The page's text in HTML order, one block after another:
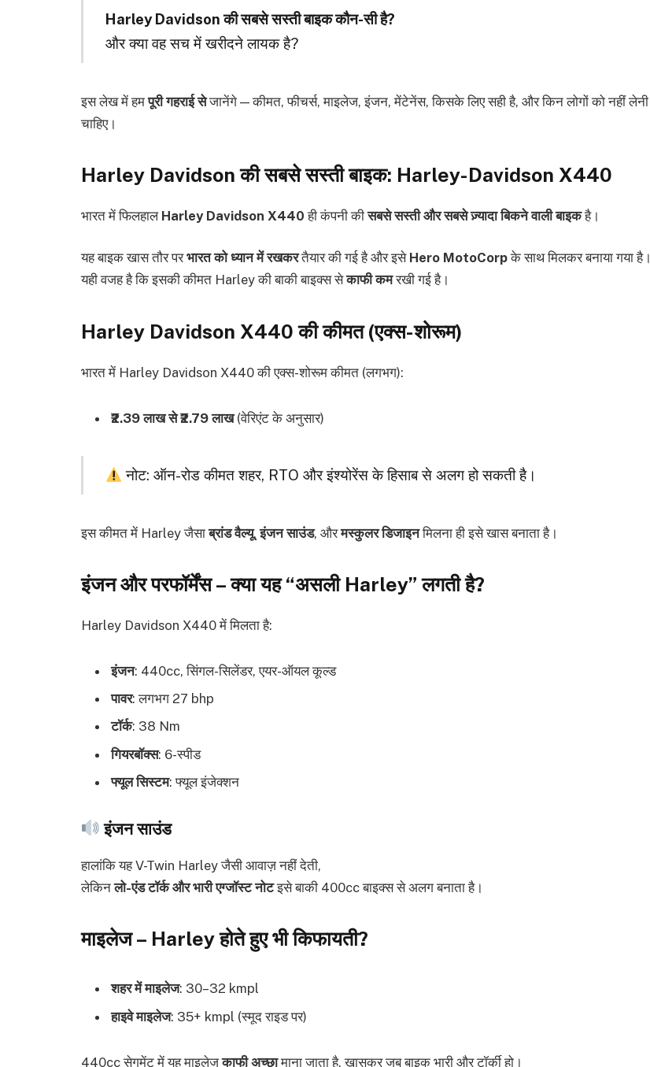
Harley Davidson की सबसे सस्ती बाइक कौन-सी है?
और क्या वह सच में खरीदने लायक है?
इस लेख में हमपूरी गहराई सेजानेंगे — कीमत, फीचर्स, माइलेज, इंजन, मेंटेनेंस, किसके लिए सही है, और किन लोगों को नहीं लेनी
चाहिए।
Harley Davidson की सबसे सस्ती बाइक: Harley-Davidson X440
भारत में फिलहाल Harley Davidson X440 ही कंपनी कीसबसे सस्ती और सबसे ज़्यादा बिकने वाली बाइकहै।
यह बाइक खास तौर परभारत को ध्यान में रखकरतैयार की गई है और इसे Hero MotoCorpके साथ मिलकर बनाया गया है।
यही वजह है कि इसकी कीमत Harley की बाकी बाइक्स सेकाफी कमरखी गई है।
Harley Davidson X440 की कीमत (एक्स-शोरूम)
भारत में Harley Davidson X440 की एक्स-शोरूम कीमत (लगभग):
₹2.39 लाख से ₹2.79 लाख(वेरिएंट के अनुसार)
नोट: ऑन-रोड कीमत शहर, RTO और इंश्योरेंस के हिसाब से अलग हो सकती है।
इस कीमत में Harley जैसाब्रांड वैल्यू,इंजन साउंड, औरमस्कुलर डिजाइनमिलना ही इसे खास बनाता है।
इंजन और परफॉर्मेंस – क्या यह “असली Harley” लगती है?
Harley Davidson X440 में मिलता है:
इंजन: 440cc, सिंगल-सिलेंडर, एयर-ऑयल कूल्ड
पावर: लगभग 27 bhp
टॉर्क: 38 Nm
गियरबॉक्स: 6-स्पीड
फ्यूल सिस्टम: फ्यूल इंजेक्शन
इंजन साउंड
हालांकि यह V-Twin Harley जैसी आवाज़ नहीं देती,
लेकिनलो-एंड टॉर्क और भारी एग्जॉस्ट नोटइसे बाकी 400cc बाइक्स से अलग बनाता है।
माइलेज – Harley होते हुए भी किफायती?
शहर में माइलेज: 30–32 kmpl
हाइवे माइलेज: 35+ kmpl (स्मूद राइड पर)
440cc सेगमेंट में यह माइलेजकाफी अच्छामाना जाता है, खासकर जब बाइक भारी और टॉर्की हो।